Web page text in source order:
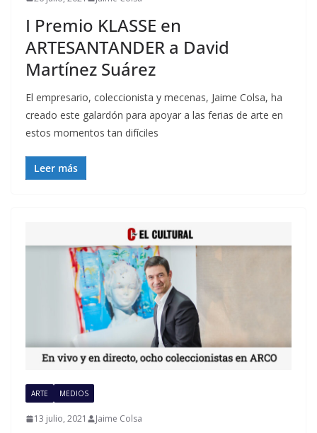
I Premio KLASSE en
ARTESANTANDER a David
Martínez Suárez
El empresario, coleccionista y mecenas, Jaime Colsa, ha
creado este galardón para apoyar a las ferias de arte en
estos momentos tan difíciles
Leer más
ARTE MEDIOS
13 julio, 2021 Jaime Colsa